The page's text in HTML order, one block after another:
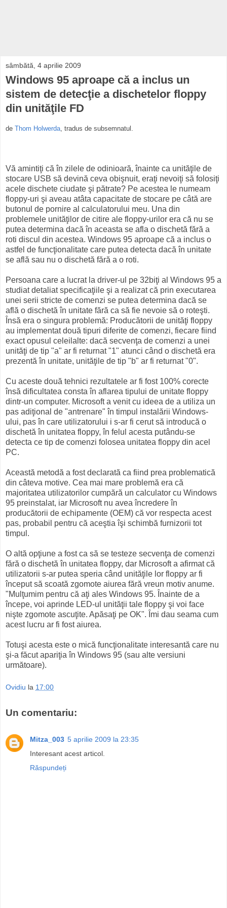
sâmbătă, 4 aprilie 2009
Windows 95 aproape că a inclus un
sistem de detecţie a dischetelor floppy
din unităţile FD
de Thom Holwerda , tradus de subsemnatul.
Vă amintiţi că în zilele de odinioară, înainte ca unităţile de
stocare USB să devină ceva obişnuit, eraţi nevoiţi să folosiţi
acele dischete ciudate şi pătrate? Pe acestea le numeam
floppy-uri şi aveau atâta capacitate de stocare pe câtă are
butonul de pornire al calculatorului meu. Una din
problemele unităţilor de citire ale floppy-urilor era că nu se
putea determina dacă în aceasta se afla o dischetă fără a
roti discul din acestea. Windows 95 aproape că a inclus o
astfel de funcţionalitate care putea detecta dacă în unitate
se află sau nu o dischetă fără a o roti.
Persoana care a lucrat la driver-ul pe 32biţi al Windows 95 a
studiat detaliat specificaţiile şi a realizat că prin executarea
unei serii stricte de comenzi se putea determina dacă se
află o dischetă în unitate fără ca să fie nevoie să o roteşti.
Însă era o singura problemă: Producătorii de unităţi floppy
au implementat două tipuri diferite de comenzi, fiecare fiind
exact opusul celeilalte: dacă secvenţa de comenzi a unei
unităţi de tip "a" ar fi returnat "1" atunci când o dischetă era
prezentă în unitate, unităţile de tip "b" ar fi returnat "0".
Cu aceste două tehnici rezultatele ar fi fost 100% corecte
însă dificultatea consta în aflarea tipului de unitate floppy
dintr-un computer. Microsoft a venit cu ideea de a utiliza un
pas adiţional de "antrenare" în timpul instalării Windows-
ului, pas în care utilizatorului i s-ar fi cerut să introducă o
dischetă în unitatea floppy, în felul acesta putându-se
detecta ce tip de comenzi folosea unitatea floppy din acel
PC.
Această metodă a fost declarată ca fiind prea problematică
din câteva motive. Cea mai mare problemă era că
majoritatea utilizatorilor cumpără un calculator cu Windows
95 preinstalat, iar Microsoft nu avea încredere în
producătorii de echipamente (OEM) că vor respecta acest
pas, probabil pentru că aceştia îşi schimbă furnizorii tot
timpul.
O altă opţiune a fost ca să se testeze secvenţa de comenzi
fără o dischetă în unitatea floppy, dar Microsoft a afirmat că
utilizatorii s-ar putea speria când unităţile lor floppy ar fi
început să scoată zgomote aiurea fără vreun motiv anume.
"Mulţumim pentru că aţi ales Windows 95. Înainte de a
începe, voi aprinde LED-ul unităţii tale floppy şi voi face
nişte zgomote ascuţite. Apăsaţi pe OK". Îmi dau seama cum
acest lucru ar fi fost aiurea.
Totuşi acesta este o mică funcţionalitate interesantă care nu
şi-a făcut apariţia în Windows 95 (sau alte versiuni
următoare).
Ovidiu la 17:00
Un comentariu:
Mitza_003 5 aprilie 2009 la 23:35
Interesant acest articol.
Răspundeți